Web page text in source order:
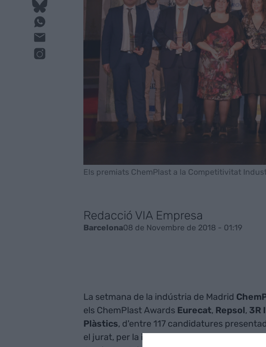
Els premiats ChemPlast a la Competitivitat
Redacció VIA Empresa
Barcelona08 de Novembre de 2018 - 01:19
La setmana de la indústria de Madrid
els ChemPlast AwardsEurecat, Repsol, 3R
Plàstics, d'entre 117 candidatures
el jurat, per la innovació